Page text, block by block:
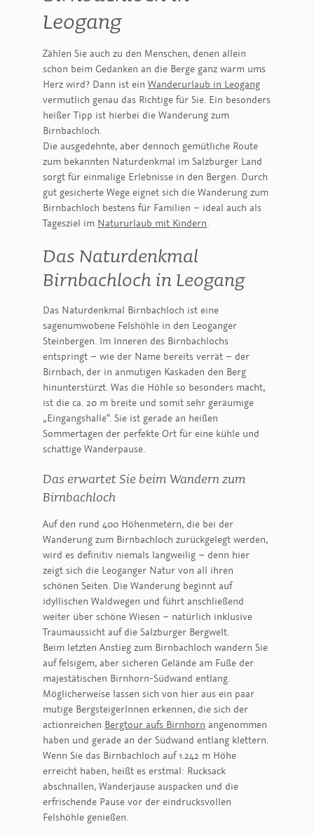
FITNESS & YOGA
KULINARIK IM CHALET
BAR FREIRAUM
Natur & Erlebnis
WINTER IN LEOGANG
ERLEBNISPROGRAMM
PODCASTFAQGUTSCHEINE KARRIEREBLOG
Leogang
Zählen Sie auch zu den Menschen, denen allein
schon beim Gedanken an die Berge ganz warm ums
Herz wird? Dann ist einWanderurlaub in Leogang
vermutlich genau das Richtige für Sie. Ein besonders
heißer Tipp ist hierbei die Wanderung zum
Birnbachloch.
Die ausgedehnte, aber dennoch gemütliche Route
zum bekannten Naturdenkmal im Salzburger Land
sorgt für einmalige Erlebnisse in den Bergen. Durch
gut gesicherte Wege eignet sich die Wanderung zum
Birnbachloch bestens für Familien – ideal auch als
Tagesziel im Natururlaub mit Kindern.
Das Naturdenkmal
Birnbachloch in Leogang
Das Naturdenkmal Birnbachloch ist eine
sagenumwobene Felshöhle in den Leoganger
Steinbergen. Im Inneren des Birnbachlochs
entspringt – wie der Name bereits verrät – der
Birnbach, der in anmutigen Kaskaden den Berg
hinunterstürzt. Was die Höhle so besonders macht,
ist die ca. 20 m breite und somit sehr geräumige
„Eingangshalle“. Sie ist gerade an heißen
Sommertagen der perfekte Ort für eine kühle und
schattige Wanderpause.
Das erwartet Sie beim Wandern zum
Birnbachloch
Auf den rund 400 Höhenmetern, die bei der
Wanderung zum Birnbachloch zurückgelegt werden,
wird es definitiv niemals langweilig – denn hier
zeigt sich die Leoganger Natur von all ihren
schönen Seiten. Die Wanderung beginnt auf
idyllischen Waldwegen und führt anschließend
weiter über schöne Wiesen – natürlich inklusive
Traumaussicht auf die Salzburger Bergwelt.
Beim letzten Anstieg zum Birnbachloch wandern Sie
auf felsigem, aber sicheren Gelände am Fuße der
majestätischen Birnhorn-Südwand entlang.
Möglicherweise lassen sich von hier aus ein paar
mutige BergsteigerInnen erkennen, die sich der
actionreichen Bergtour aufs Birnhorn angenommen
haben und gerade an der Südwand entlang klettern.
Wenn Sie das Birnbachloch auf 1.242 m Höhe
erreicht haben, heißt es erstmal: Rucksack
abschnallen, Wanderjause auspacken und die
erfrischende Pause vor der eindrucksvollen
Felshöhle genießen.